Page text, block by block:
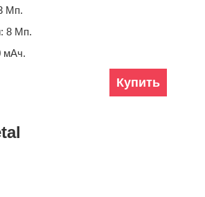
Мп.
8 Мп.
мАч.
Купить